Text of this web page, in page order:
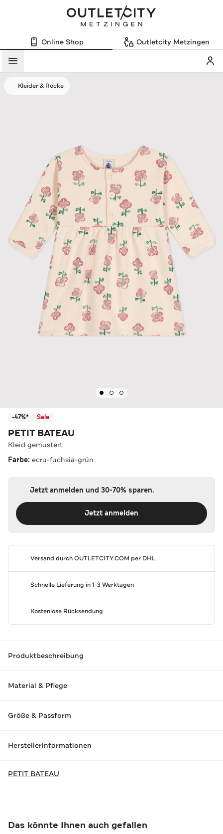
Online Shop Outletcity Metzingen
Menü
Kleider & Röcke
-47%* Sale
PETIT BATEAU
Kleid gemustert
Farbe: ecru-fuchsia-grün
Jetzt anmelden und 30-70% sparen.
Jetzt anmelden
Versand durchOUTLETCITY.COM per DHL
Schnelle Lieferung in 1-3 Werktagen
Kostenlose Rücksendung
Produktbeschreibung
Material & Pflege
Größe & Passform
Herstellerinformationen
PETIT BATEAU
Das könnte Ihnen auch gefallen